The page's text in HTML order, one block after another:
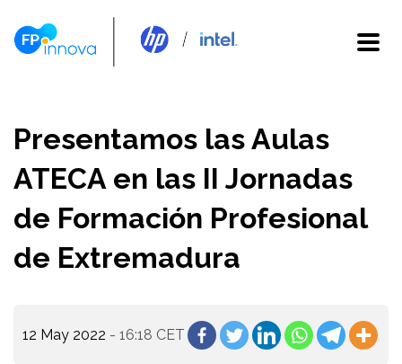
Presentamos las Aulas
ATECA en las II Jornadas
de Formación Profesional
de Extremadura
12 May 2022 - 16:18 CET